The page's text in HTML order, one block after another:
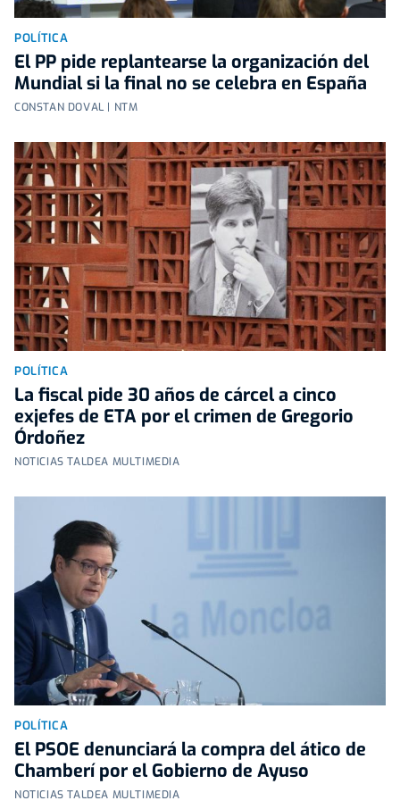
POLÍTICA
El PP pide replantearse la organización del
Mundial si la final no se celebra en España
CONSTAN DOVAL | NTM
POLÍTICA
La fiscal pide 30 años de cárcel a cinco
exjefes de ETA por el crimen de Gregorio
Órdoñez
NOTICIAS TALDEA MULTIMEDIA
POLÍTICA
El PSOE denunciará la compra del ático de
Chamberí por el Gobierno de Ayuso
NOTICIAS TALDEA MULTIMEDIA